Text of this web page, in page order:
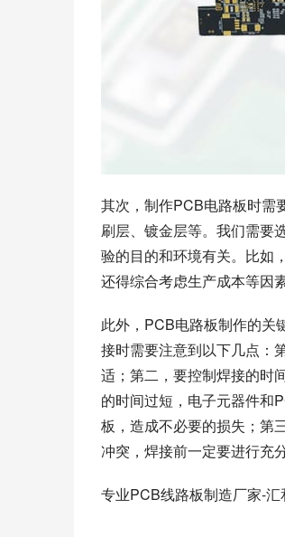
其次，制作PCB电路板时需
刷层、镀金层等。我们需要
验的目的和环境有关。比如
还得综合考虑生产成本等因素
此外，PCB电路板制作的关
接时需要注意到以下几点：
适；第二，要控制焊接的时
的时间过短，电子元器件和
板，造成不必要的损失；第
冲突，焊接前一定要进行充分
专业PCB线路板制造厂家-汇